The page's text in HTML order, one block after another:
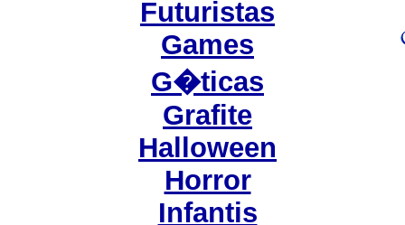
Futuristas
Games
G�ticas
Grafite
Halloween
Horror
Infantis